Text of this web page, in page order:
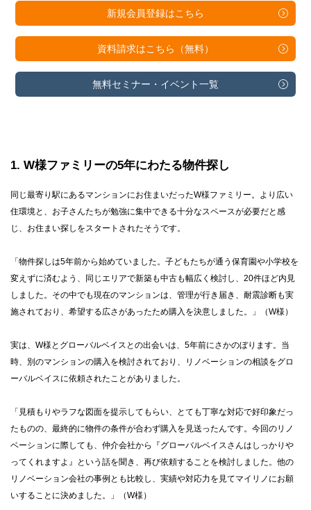
新規会員登録はこちら
資料請求はこちら（無料）
無料セミナー・ イベント一覧
1 W様ファミリーの5年にわたる物件探し
同じ最寄り駅にあるマンションにお住まいだったW様ファミリー。より広い
住環境と、お子さんたちが勉強に集中できる十分なスペースが必要だと感
じ、お住まい探しをスタートされたそうです。
「物件探しは5年前から始めていました。子どもたちが通う保育園や小学校を
変えずに済むよう、同じエリアで新築も中古も幅広く検討し、20件ほど内見
しました。その中でも現在のマンションは、管理が行き届き、耐震診断も実
施されており、希望する広さがあったため購入を決意しました。」（W様）
実は、W様とグローバルベイスとの出会いは、5年前にさかのぼります。当
時、別のマンションの購入を検討されており、リノベーションの相談をグロ
ーバルベイスに依頼されたことがありました。
「見積もりやラフな図面を提示してもらい、とても丁寧な対応で好印象だっ
たものの、最終的に物件の条件が合わず購入を見送ったんです。今回のリノ
ベーションに際しても、仲介会社から『グローバルベイスさんはしっかりや
ってくれますよ』という話を聞き、再び依頼することを検討しました。他の
リノベーション会社の事例とも比較し、実績や対応力を見てマイリノにお願
いすることに決めました。」（W様）